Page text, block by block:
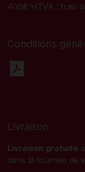
400€ HTVA : frais
Conditions
Livraison
Livraison gratuite
dans la tournée de